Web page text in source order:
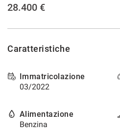
AREA COMMERCIANTI
28.400 €
Caratteristiche
Immatricolazione
03/2022
Alimentazione
Benzina